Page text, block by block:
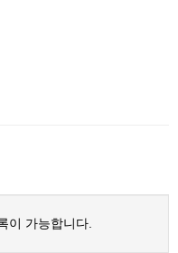
이 가능합니다.